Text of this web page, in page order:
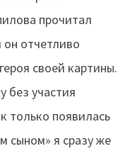
прочитал
отчетливо
своей картины.
без участия
только появилась
сыном» я сразу же